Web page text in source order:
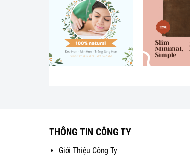
THÔNG TIN CÔNG TY
Giới Thiệu Công Ty